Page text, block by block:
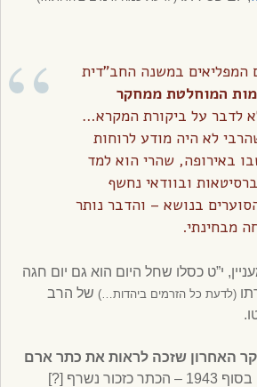
המפליאים במשנה החב”דית
המוחלטת ממחקר
לדבר על ביקורת המקרא…
לא היה מודע לרוחות
באירופה, שהרי הוא למד
ובוודאי נחשף
בנושא – והדבר נותר
מבחינתי.
י”ט כסלו שחל היום הוא גם יום חגה
(לדעת כל הזרמים ביהדות…) של הרב
האחרון שזכה לראות את כתר ארם
, בסוף 1943 – הכתר כזכור נשרף [?]